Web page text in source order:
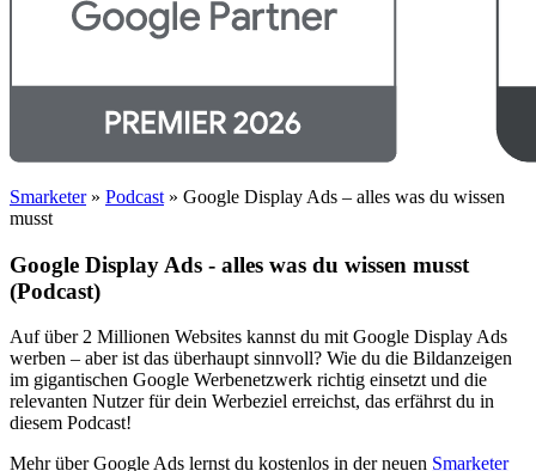
Smarketer» Podcast » Google Display Ads – alles was du wissen
musst
Google Display Ads - alles was du wissen musst
(Podcast)
Auf über 2 Millionen Websites kannst du mit Google Display Ads
werben – aber ist das überhaupt sinnvoll? Wie du die Bildanzeigen
im gigantischen Google Werbenetzwerk richtig einsetzt und die
relevanten Nutzer für dein Werbeziel erreichst, das erfährst du in
diesem Podcast!
Mehr über Google Ads lernst du kostenlos in der neuen Smarketer